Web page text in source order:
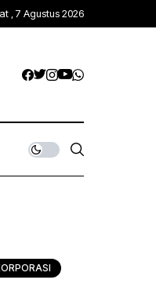
, 7 Agustus 2026